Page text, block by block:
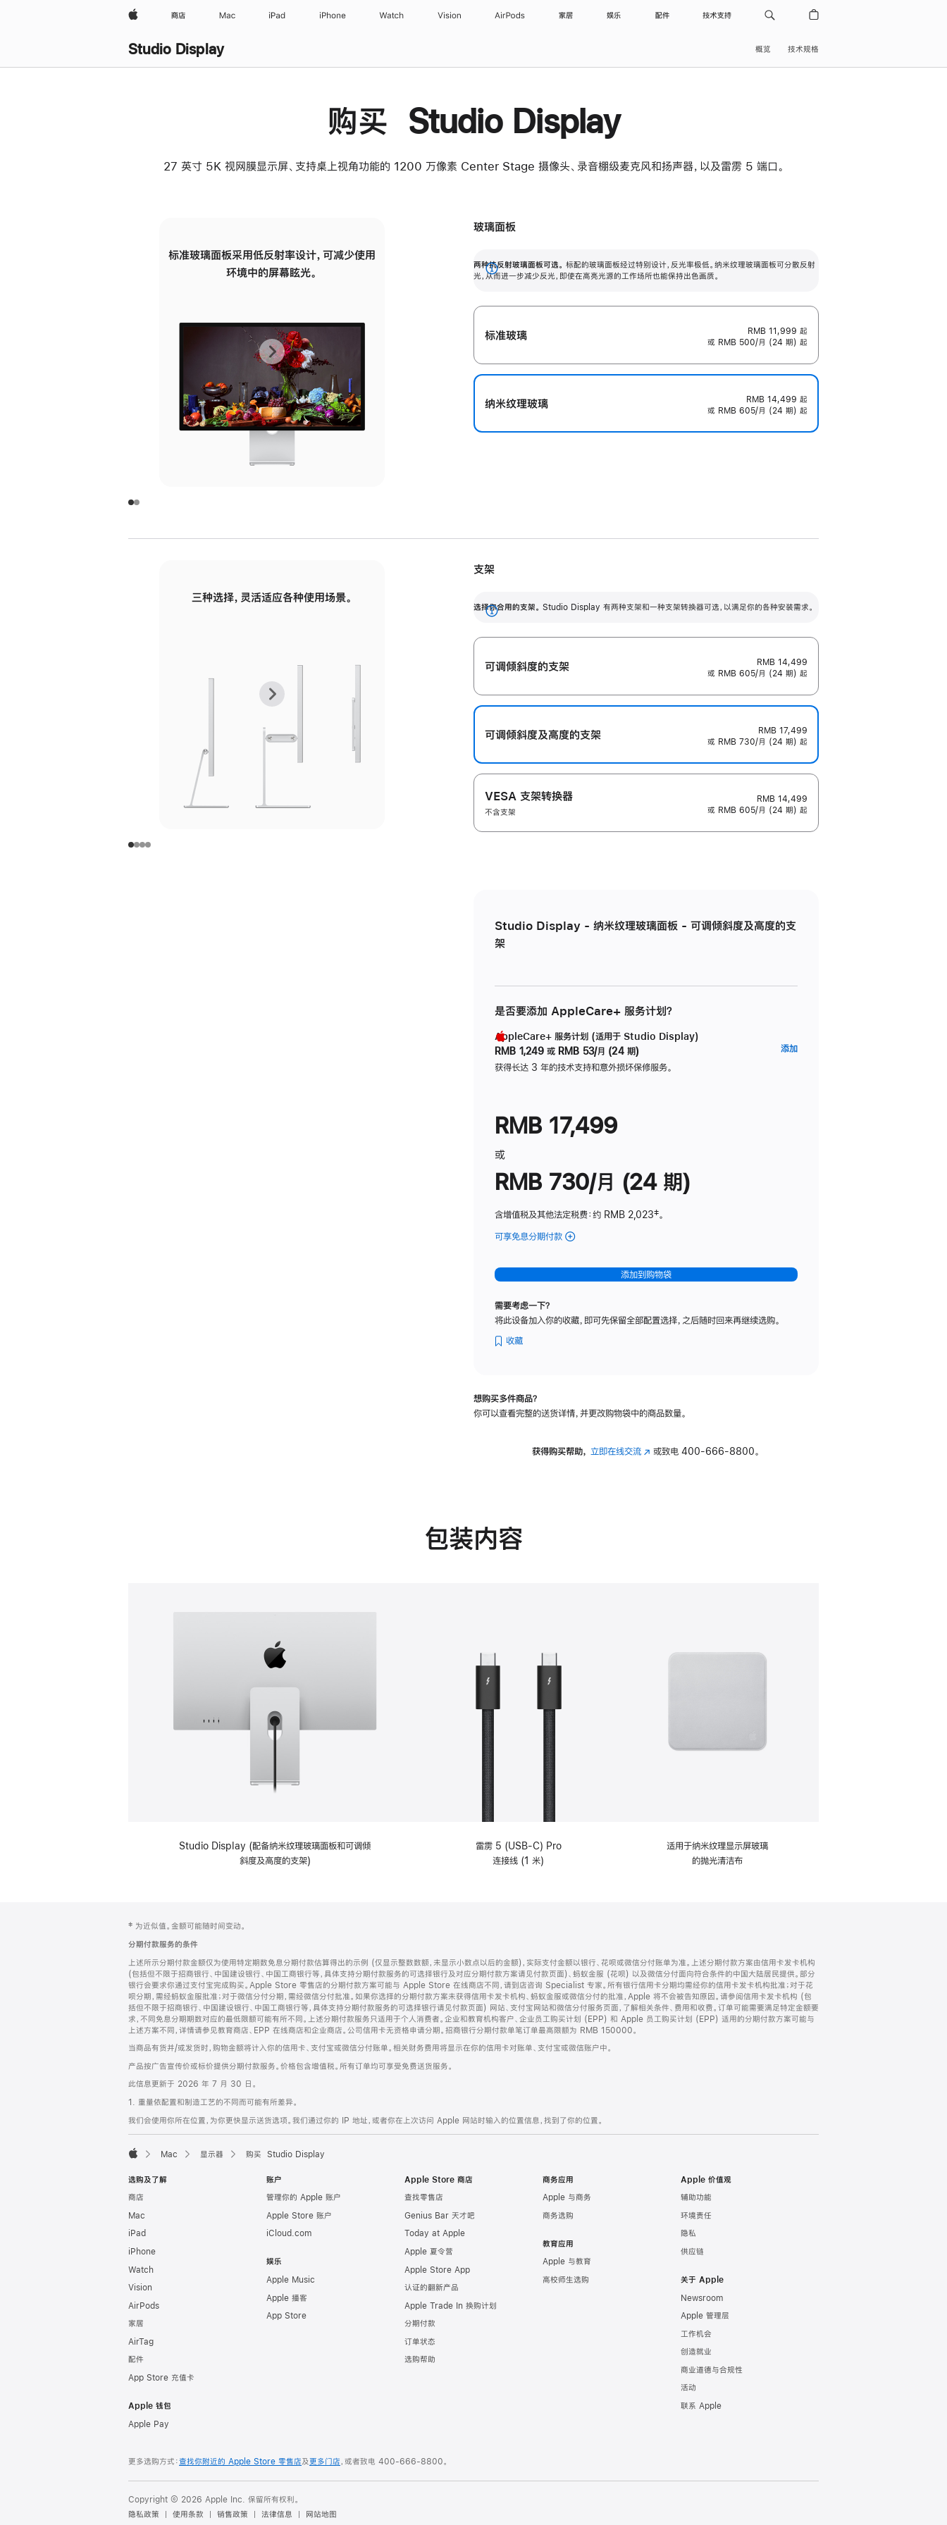
Apple 商店 Mac iPad iPhone Watch Vision AirPods 家居 娱乐 配件 技术支持
Studio Display 概览 技术规格
购买 Studio Display
27 英寸 5K 视网膜显示屏、支持桌上视角功能的 1200 万像素 Center Stage 摄像头、录音棚级麦克风和扬声器，以及雷雳 5 端口。
标准玻璃面板采用低反射率设计，可减少使用
环境中的屏幕眩光。
有高亮光源的场所使用，也能保持出色画质。
上
一
张
图
面
下
一
张
图
面
玻璃面板
两种抗反射玻璃面板可选。 标配的玻璃面板经过特别设计，反光率极低。纳米纹理玻璃面板可分散反射
光，从而进一步减少反光，即使在高亮光源的工作场所也能保持出色画质。
展
标准玻璃 RMB 11,999 起
或 RMB 500/月 (24 期) 起
纳米纹理玻璃 RMB 14,499 起
或 RMB 605/月 (24 期) 起
三种选择，灵活适应各种使用场景。
调节范围。
毫米的高度调节范围。
上
张
下
张
支架
选择你合用的支架。 Studio Display 有两种支架和一种支架转换器可选，以满足你的各种安装需求。
展
开
可调倾斜度的支架
RMB 14,499
或 RMB 605/月 (24 期) 起
可调倾斜度及高‍度的支‍架
RMB 17,499
或 RMB 730/月 (24 期) 起
VESA 支架转换器
不含支架
RMB 14,499
或 RMB 605/月 (24 期) 起
Studio Display - 纳米纹理玻璃面板 - 可调倾斜度及高度的支
架
是否要添加 AppleCare+ 服务计划？
AppleCare+ 服务计划 (适用于 Studio Display)
RMB 1,249 或 RMB 53/月 (24 期)
获得长达 3 年的技术支持和意外损坏保修服务。
添加
RMB 17,499
或
RMB 730/月 (24 期)
含增值税及其他法定税费：约 RMB 2,023脚
‡。
可享免息分期付款 (Studio
-
纳
理
可
斜
添加到购物袋
需要考虑一下？
将此设备加入你的收藏，即可先保留全部配置选择，之后随时回来再继续选购。
收藏
想购买多件商品？
你可以查看完整的送货详情，并更改购物袋中的商品数量。
获得购买帮助， 立即在线交流(在 或致电400-666-8800。
包装内容
Studio Display (配备纳米纹理玻璃面板和可调倾
斜度及高度的支架)
雷雳 5 (USB-C) Pro
连接线 (1 米)
适用于纳米纹理显示屏玻璃
的抛光清洁布
页
脚
注
‡ 为近似值。金额可能随时间变动。
分期付款服务的条件
上述所示分期付款金额仅为使用特定期数免息分期付款估算得出的示例 (仅显示整数数额，未显示小数点以后的金额)，实际支付金额以银行、花呗或微信分付账单为准。上述分期付款方案由信用卡发卡机构
(包括但不限于招商银行、中国建设银行、中国工商银行等，具体支持分期付款服务的可选择银行及对应分期付款方案请见付款页面)、蚂蚁金服 (花呗) 以及微信分付面向符合条件的中国大陆居民提供。部分
银行会要求你通过支付宝完成购买。Apple Store 零售店的分期付款方案可能与 Apple Store 在线商店不同，请到店咨询 Specialist 专家。所有银行信用卡分期均需经你的信用卡发卡机构批准；对于花
呗分期，需经蚂蚁金服批准；对于微信分付分期，需经微信分付批准。如果你选择的分期付款方案未获得信用卡发卡机构、蚂蚁金服或微信分付的批准，Apple 将不会被告知原因。请参阅信用卡发卡机构 (包
括但不限于招商银行、中国建设银行、中国工商银行等，具体支持分期付款服务的可选择银行请见付款页面) 网站、支付宝网站和微信分付服务页面，了解相关条件、费用和收费。订单可能需要满足特定金额要
求，不同免息分期期数对应的最低限额可能有所不同。上述分期付款服务只适用于个人消费者。企业和教育机构客户、企业员工购买计划 (EPP) 和 Apple 员工购买计划 (EPP) 适用的分期付款方案可能与
上述方案不同，详情请参见教育商店、EPP 在线商店和企业商店。公司信用卡无资格申请分期。招商银行分期付款单笔订单最高限额为 RMB 150000。
当商品有货并/或发货时，购物金额将计入你的信用卡、支付宝或微信分付账单。相关财务费用将显示在你的信用卡对账单、支付宝或微信账户中。
产品按广告宣传价或标价提供分期付款服务。价格包含增值税。所有订单均可享受免费送货服务。
此信息更新于 2026 年 7 月 30 日。
1. 重量依配置和制造工艺的不同而可能有所差异。
我们会使用你所在位置，为你更快显示送货选项。我们通过你的 IP 地址，或者你在上次访问 Apple 网站时输入的位置信息，找到了你的位置。
Mac 显示器 购买 Studio Display
选购及了解
商店
Mac
iPad
iPhone
Watch
Vision
AirPods
家居
AirTag
配件
App Store 充值卡
Apple 钱包
Apple Pay
账户
管理你的 Apple 账户
Apple Store 账户
iCloud.com
娱乐
Apple Music
Apple 播客
App Store
Apple Store 商店
查找零售店
Genius Bar 天才吧
Today at Apple
Apple 夏令营
Apple Store App
认证的翻新产品
Apple Trade In 换购计划
分期付款
订单状态
选购帮助
商务应用
Apple 与商务
商务选购
教育应用
Apple 与教育
高校师生选购
Apple 价值观
辅助功能
环境责任
隐私
供应链
关于 Apple
Newsroom
Apple 管理层
工作机会
创造就业
商业道德与合规性
活动
联系 Apple
更多选购方式：查找你附近的 Apple Store 零售店及更多门店，或者致电 400-666-8800。
Copyright © 2026 Apple Inc. 保留所有权利。
隐私政策
使用条款 销售政策 法律信息 网站地图